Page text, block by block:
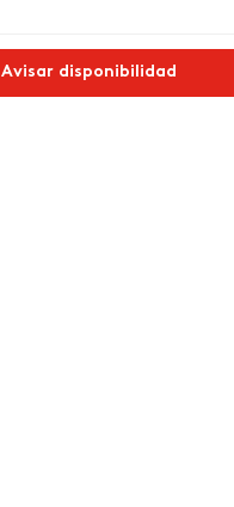
Avisar disponibilidad